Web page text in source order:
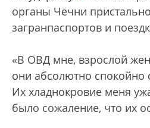
органы Чечни
загранпаспортов и
«В ОВД мне, взрослой
они абсолютно спокойно
Их хладнокровие меня
было сожаление, что их